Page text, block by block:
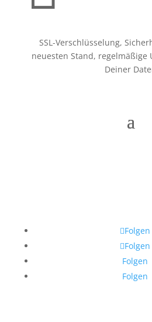
SSL-Verschlüsselung,
neuesten Stand, regelmäßige
Deiner
Folgen
Folgen
Folgen
Folgen